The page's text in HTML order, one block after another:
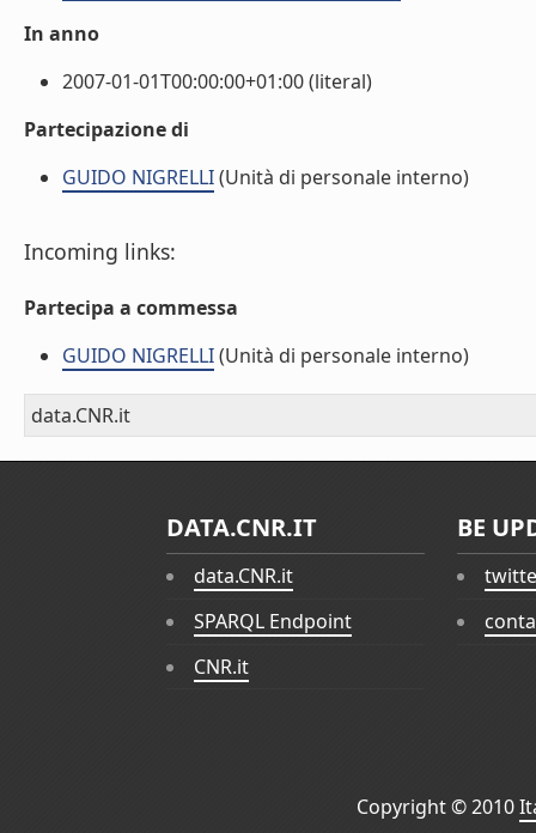
In anno
2007-01-01T00:00:00+01:00 (literal)
Partecipazione di
GUIDO NIGRELLI(Unità di personale interno)
Incoming links:
Partecipa a commessa
GUIDO NIGRELLI(Unità di personale interno)
data.CNR.it
DATA.CNR.IT
data.CNR.it
SPARQL Endpoint
CNR.it
BE
Copyright © 2010